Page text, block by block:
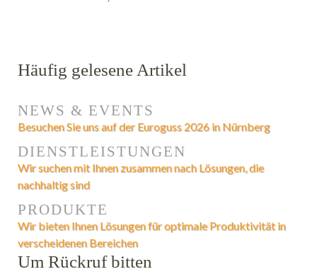
Häufig gelesene Artikel
NEWS & EVENTS
Besuchen Sie uns auf der Euroguss 2026 in Nürnberg
DIENSTLEISTUNGEN
Wir suchen mit Ihnen zusammen nach Lösungen, die
nachhaltig sind
PRODUKTE
Wir bieten Ihnen Lösungen für optimale Produktivität in
verscheidenen Bereichen
Um Rückruf bitten